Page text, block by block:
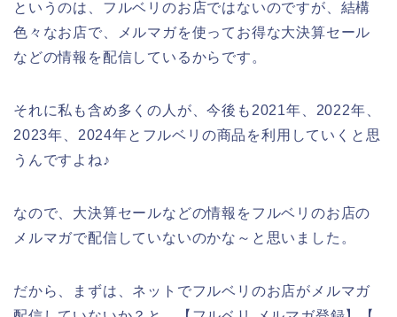
というのは、フルベリのお店ではないのですが、結構
色々なお店で、メルマガを使ってお得な大決算セール
などの情報を配信しているからです。
それに私も含め多くの人が、今後も2021年、2022年、
2023年、2024年とフルベリの商品を利用していくと思
うんですよね♪
なので、大決算セールなどの情報をフルベリのお店の
メルマガで配信していないのかな～と思いました。
だから、まずは、ネットでフルベリのお店がメルマガ